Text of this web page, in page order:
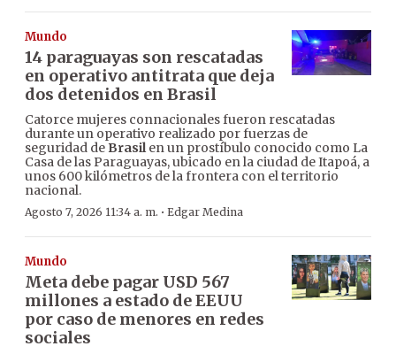
Mundo
14 paraguayas son rescatadas
en operativo antitrata que deja
dos detenidos en Brasil
Catorce mujeres connacionales fueron rescatadas
durante un operativo realizado por fuerzas de
seguridad de Brasilen un prostíbulo conocido como La
Casa de las Paraguayas, ubicado en la ciudad de Itapoá, a
unos 600 kilómetros de la frontera con el territorio
nacional.
Agosto 7, 2026 11:34 a. m. · Edgar Medina
Mundo
Meta debe pagar USD 567
millones a estado de EEUU
por caso de menores en redes
sociales